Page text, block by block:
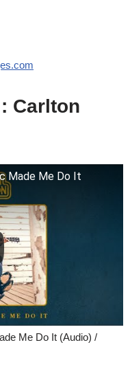
Carlton
Made Me Do It
Me Do It (Audio) /